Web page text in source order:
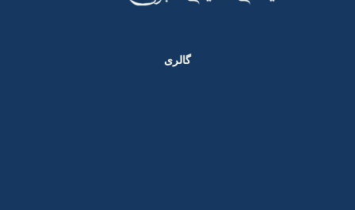
گالری